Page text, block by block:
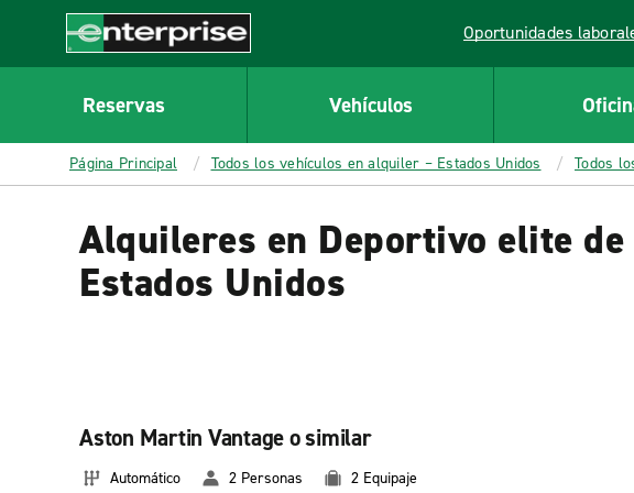
CONTENT
Enterprise
Oportunidades
Link opens in a new
Reservas Vehículos
Página Principal Todos los vehículos en alquiler – Estados Unidos Todos
Alquileres en Deportivo elite
Estados Unidos
Aston Martin Vantage o similar
Automático 2 Personas 2 Equipaje